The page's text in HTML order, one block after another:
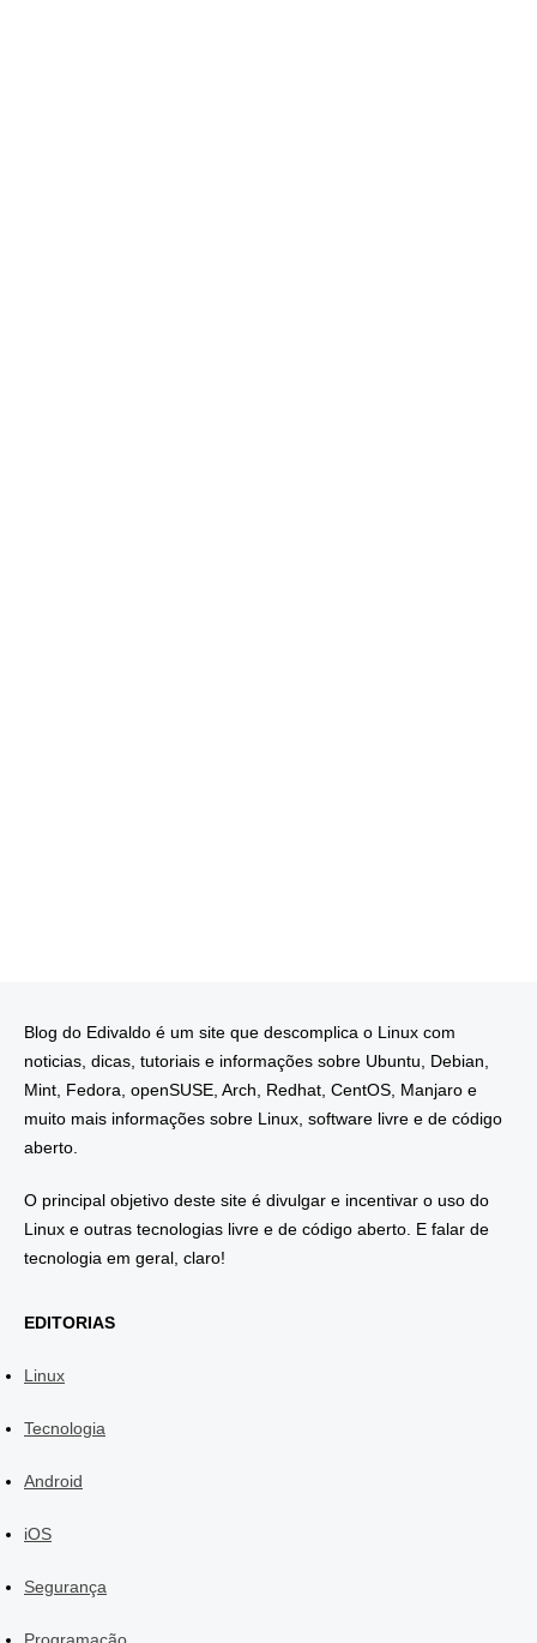
Blog do Edivaldo é um site que descomplica o Linux com
noticias, dicas, tutoriais e informações sobre Ubuntu, Debian,
Mint, Fedora, openSUSE, Arch, Redhat, CentOS, Manjaro e
muito mais informações sobre Linux, software livre e de código
aberto.
O principal objetivo deste site é divulgar e incentivar o uso do
Linux e outras tecnologias livre e de código aberto. E falar de
tecnologia em geral, claro!
EDITORIAS
Linux
Tecnologia
Android
iOS
Segurança